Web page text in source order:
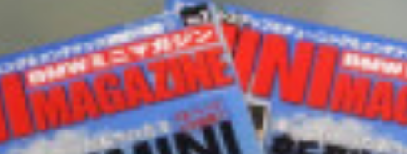
f
a
c
t
r
コ
メ
ン
ト